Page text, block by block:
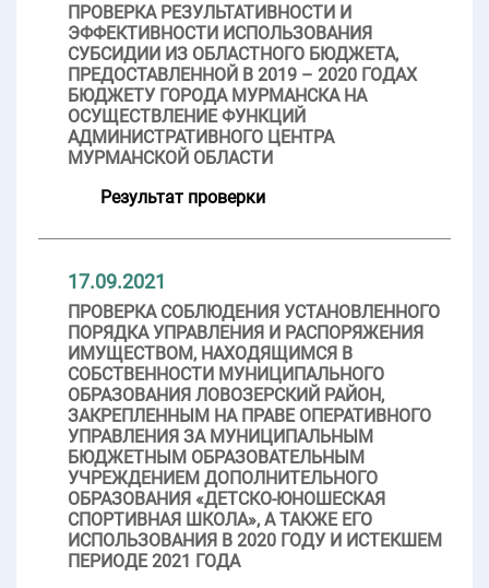
ПРОВЕРКА РЕЗУЛЬТАТИВНОСТИ И
ЭФФЕКТИВНОСТИ ИСПОЛЬЗОВАНИЯ
СУБСИДИИ ИЗ ОБЛАСТНОГО БЮДЖЕТА,
ПРЕДОСТАВЛЕННОЙ В 2019 – 2020 ГОДАХ
БЮДЖЕТУ ГОРОДА МУРМАНСКА НА
ОСУЩЕСТВЛЕНИЕ ФУНКЦИЙ
АДМИНИСТРАТИВНОГО ЦЕНТРА
МУРМАНСКОЙ ОБЛАСТИ
Результат проверки
17.09.2021
ПРОВЕРКА СОБЛЮДЕНИЯ УСТАНОВЛЕННОГО
ПОРЯДКА УПРАВЛЕНИЯ И РАСПОРЯЖЕНИЯ
ИМУЩЕСТВОМ, НАХОДЯЩИМСЯ В
СОБСТВЕННОСТИ МУНИЦИПАЛЬНОГО
ОБРАЗОВАНИЯ ЛОВОЗЕРСКИЙ РАЙОН,
ЗАКРЕПЛЕННЫМ НА ПРАВЕ ОПЕРАТИВНОГО
УПРАВЛЕНИЯ ЗА МУНИЦИПАЛЬНЫМ
БЮДЖЕТНЫМ ОБРАЗОВАТЕЛЬНЫМ
УЧРЕЖДЕНИЕМ ДОПОЛНИТЕЛЬНОГО
ОБРАЗОВАНИЯ «ДЕТСКО-ЮНОШЕСКАЯ
СПОРТИВНАЯ ШКОЛА», А ТАКЖЕ ЕГО
ИСПОЛЬЗОВАНИЯ В 2020 ГОДУ И ИСТЕКШЕМ
ПЕРИОДЕ 2021 ГОДА